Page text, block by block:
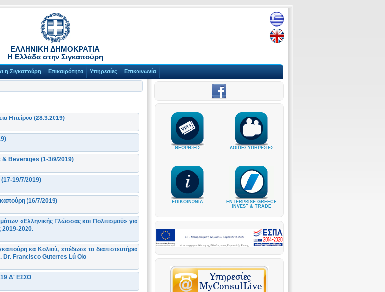
ΕΛΛΗΝΙΚΗ ΔΗΜΟΚΡΑΤΙΑ
Η Ελλάδα στην Σιγκαπούρη
η Σιγκαπούρη Επικαιρότητα Υπηρεσίες Επικοινωνία
Ηπείρου (28.3.2019)
& Beverages (1-3/9/2019)
(17-19/7/2019)
(16/7/2019)
«Ελληνικής Γλώσσας και Πολιτισμού» για
2019-2020.
κα Κολιού, επέδωσε τα διαπιστευτήρια
Dr. Francisco Guterres Lú Olo
Δ' ΕΣΣΟ
ΘΕΩΡΗΣΕΙΣ ΛΟΙΠΕΣ ΥΠΗΡΕΣΙΕΣ
ΕΠΙΚΟΙΝΩΝΙΑ
ENTERPRISE GREECE
INVEST & TRADE